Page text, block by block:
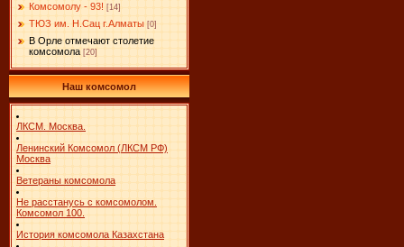
Комсомолу - 93! [14]
ТЮЗ им. Н.Сац г.Алматы [0]
В Орле отмечают столетие
комсомола [20]
Наш комсомол
ЛКСМ. Москва.
Ленинский Комсомол (ЛКСМ РФ)
Москва
Ветераны комсомола
Не расстанусь с комсомолом.
Комсомол 100.
История комсомола Казахстана